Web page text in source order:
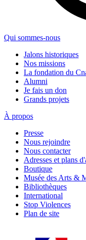
Qui sommes-nous
Jalons historiques
Nos missions
La fondation du
Alumni
Je fais un don
Grands projets
À propos
Presse
Nous rejoindre
Nous contacter
Adresses et plans
Boutique
Musée des Arts &
Bibliothèques
International
Stop Violences
Plan de site